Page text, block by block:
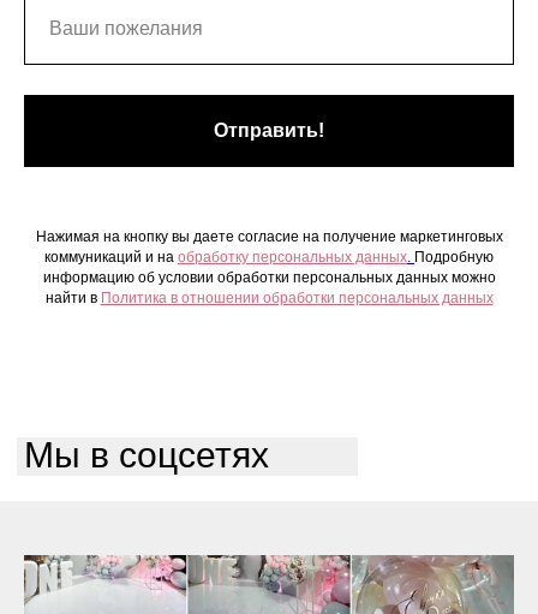
Отправить!
Нажимая на кнопку вы даете согласие на получение маркетинговых
коммуникаций и на обработку персональных данных. Подробную
информацию об условии обработки персональных данных можно
найти в Политика в отношении обработки персональных данных
Мы в соцсетях